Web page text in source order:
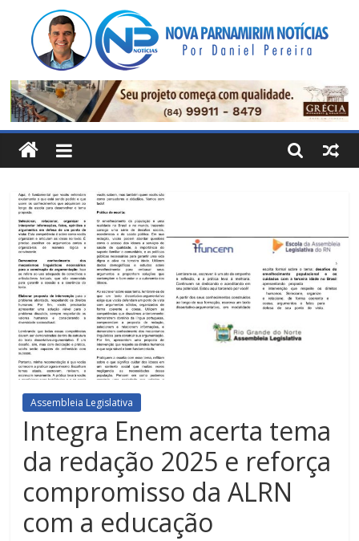
conteúdo
Nova
Parnamirim
Notícias
Por
Daniel
Pereira
Assembleia Legislativa
Integra Enem acerta tema
da redação 2025 e reforça
compromisso da ALRN
com a educação